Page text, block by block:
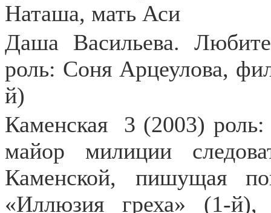
Наташа, мать Аси
Даша Васильева.
роль: Соня Арцеулова,
й)
Каменская
3 (2003) роль:
майор милиции
Каменской, пишущая
«Иллюзия греха» (1-